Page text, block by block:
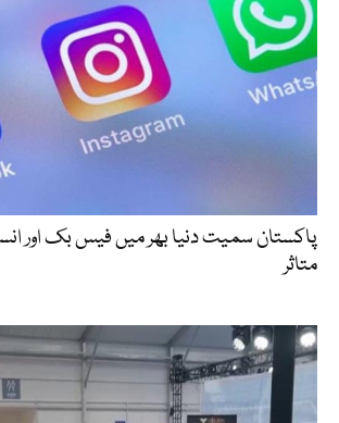
پاکستان سمیت دنیا بھر میں فیس بک اور
متاثر